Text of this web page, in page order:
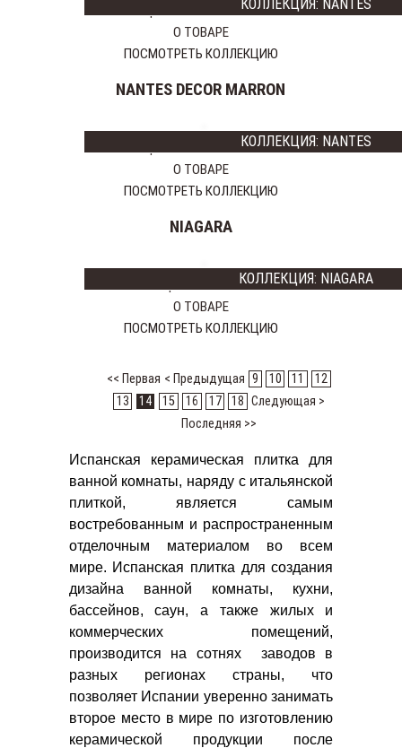
КОЛЛЕКЦИЯ: NANTES
9158 тг
О ТОВАРЕ
ПОСМОТРЕТЬ КОЛЛЕКЦИЮ
NANTES DECOR MARRON
КОЛЛЕКЦИЯ: NANTES
9158 тг
О ТОВАРЕ
ПОСМОТРЕТЬ КОЛЛЕКЦИЮ
NIAGARA
КОЛЛЕКЦИЯ: NIAGARA
О ТОВАРЕ
ПОСМОТРЕТЬ КОЛЛЕКЦИЮ
<< Первая < Предыдущая 9 10 11
12
13
14 15 16 17 18 Следующая >
Последняя >>
Испанская керамическая плитка для
ванной комнаты, наряду с итальянской
плиткой, является самым
востребованным и распространенным
отделочным материалом во всем
мире. Испанская плитка для создания
дизайна ванной комнаты, кухни,
бассейнов, саун, а также жилых и
коммерческих помещений,
производится на сотнях заводов в
разных регионах страны, что
позволяет Испании уверенно занимать
второе место в мире по изготовлению
керамической продукции после